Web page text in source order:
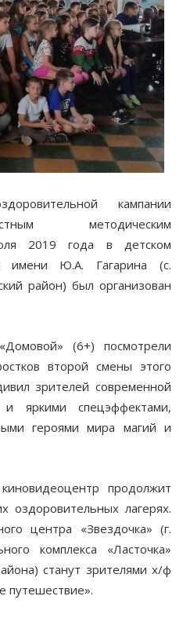
кампании
методическим
2019 года в детском
имени Ю.А. Гагарина (с.
район) был организован
(6+) посмотрели
второй смены этого
зрителей современной
яркими спецэффектами,
героями мира магий и
продолжит
оздоровительных лагерях.
центра «Звездочка» (г.
комплекса «Ласточка»
станут зрителями х/ф
путешествие».